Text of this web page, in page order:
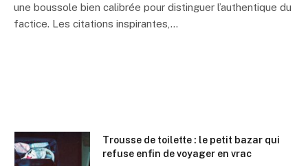
une boussole bien calibrée pour distinguer l’authentique du
factice. Les citations inspirantes,…
Trousse de toilette : le petit bazar qui
refuse enfin de voyager en vrac